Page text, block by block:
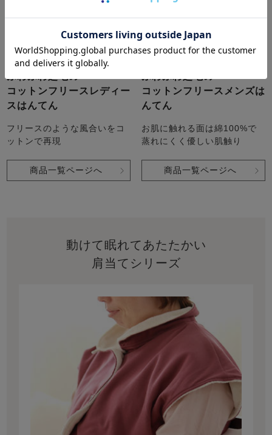
ふわふわ起毛の
コットンフリースレディー
スはんてん
フリースのような風合いをコ
ットンで再現
商品一覧ページへ
ふわふわ起毛の
コットンフリースメンズは
んてん
お肌に触れる面は綿100%で
蒸れにくく優しい肌触り
商品一覧ページへ
動けて眠れてあたたかい
肩当てシリーズ